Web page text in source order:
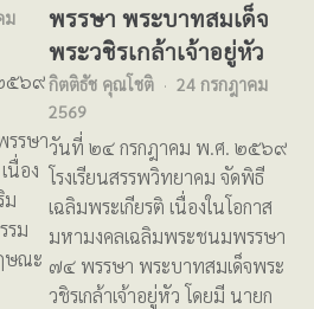
ม
๕๖๙
รรษา
นื่อง
ม
รม
ษณะ
พรรษา พระบาทสมเด็จ
พระวชิรเกล้าเจ้าอยู่หัว
กิตติธัช คุณโชติ
24 กรกฎาคม
2569
วันที่ ๒๔ กรกฎาคม พ.ศ. ๒๕๖๙
โรงเรียนสรรพวิทยาคม จัดพิธี
เฉลิมพระเกียรติ เนื่องในโอกาส
มหามงคลเฉลิมพระชนมพรรษา
๗๔ พรรษา พระบาทสมเด็จพระ
วชิรเกล้าเจ้าอยู่หัว โดยมี นายก